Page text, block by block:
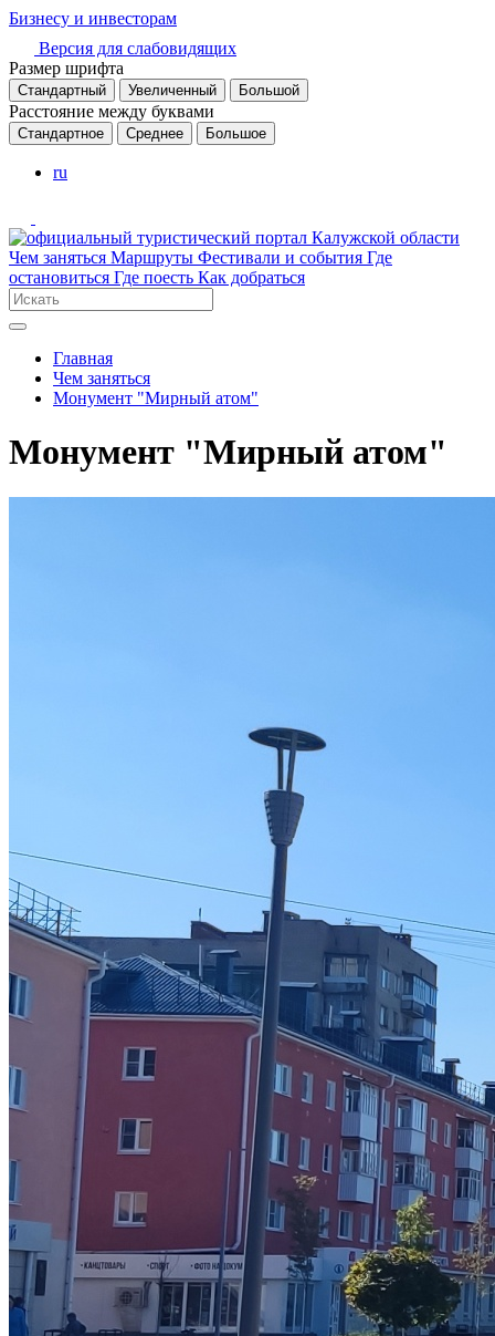
Бизнесу и инвесторам
Версия для слабовидящих
Размер шрифта
Стандартный Увеличенный Большой
Расстояние между буквами
Стандартное Среднее Большое
ru
Чем заняться Маршруты Фестивали и события Где
остановиться Где поесть Как добраться
Главная
Чем заняться
Монумент "Мирный атом"
Монумент "Мирный атом"